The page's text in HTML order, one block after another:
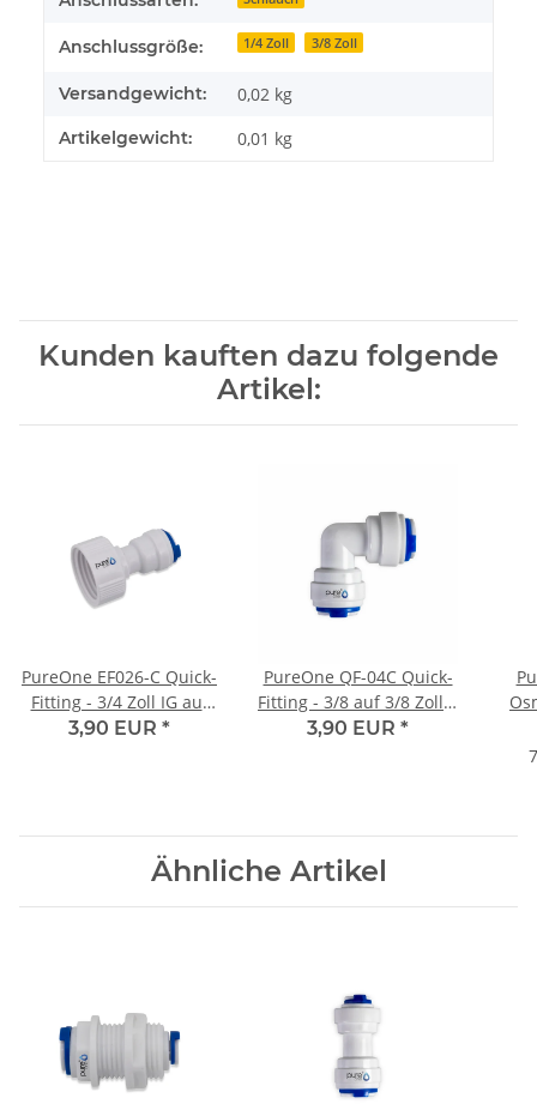
Anschlussgröße: 1/4 Zoll 3/8 Zoll
Versandgewicht: 0,02 kg
Artikelgewicht: 0,01 kg
Kunden kauften dazu folgende
Artikel:
PureOne EF026-C Quick-
Fitting - 3/4 Zoll IG auf
3/8 Zoll Schlauch (BSPT)
3,90 EUR *
PureOne QF-04C Quick-
Fitting - 3/8 auf 3/8 Zoll |
L-Form
3,90 EUR *
Ähnliche Artikel